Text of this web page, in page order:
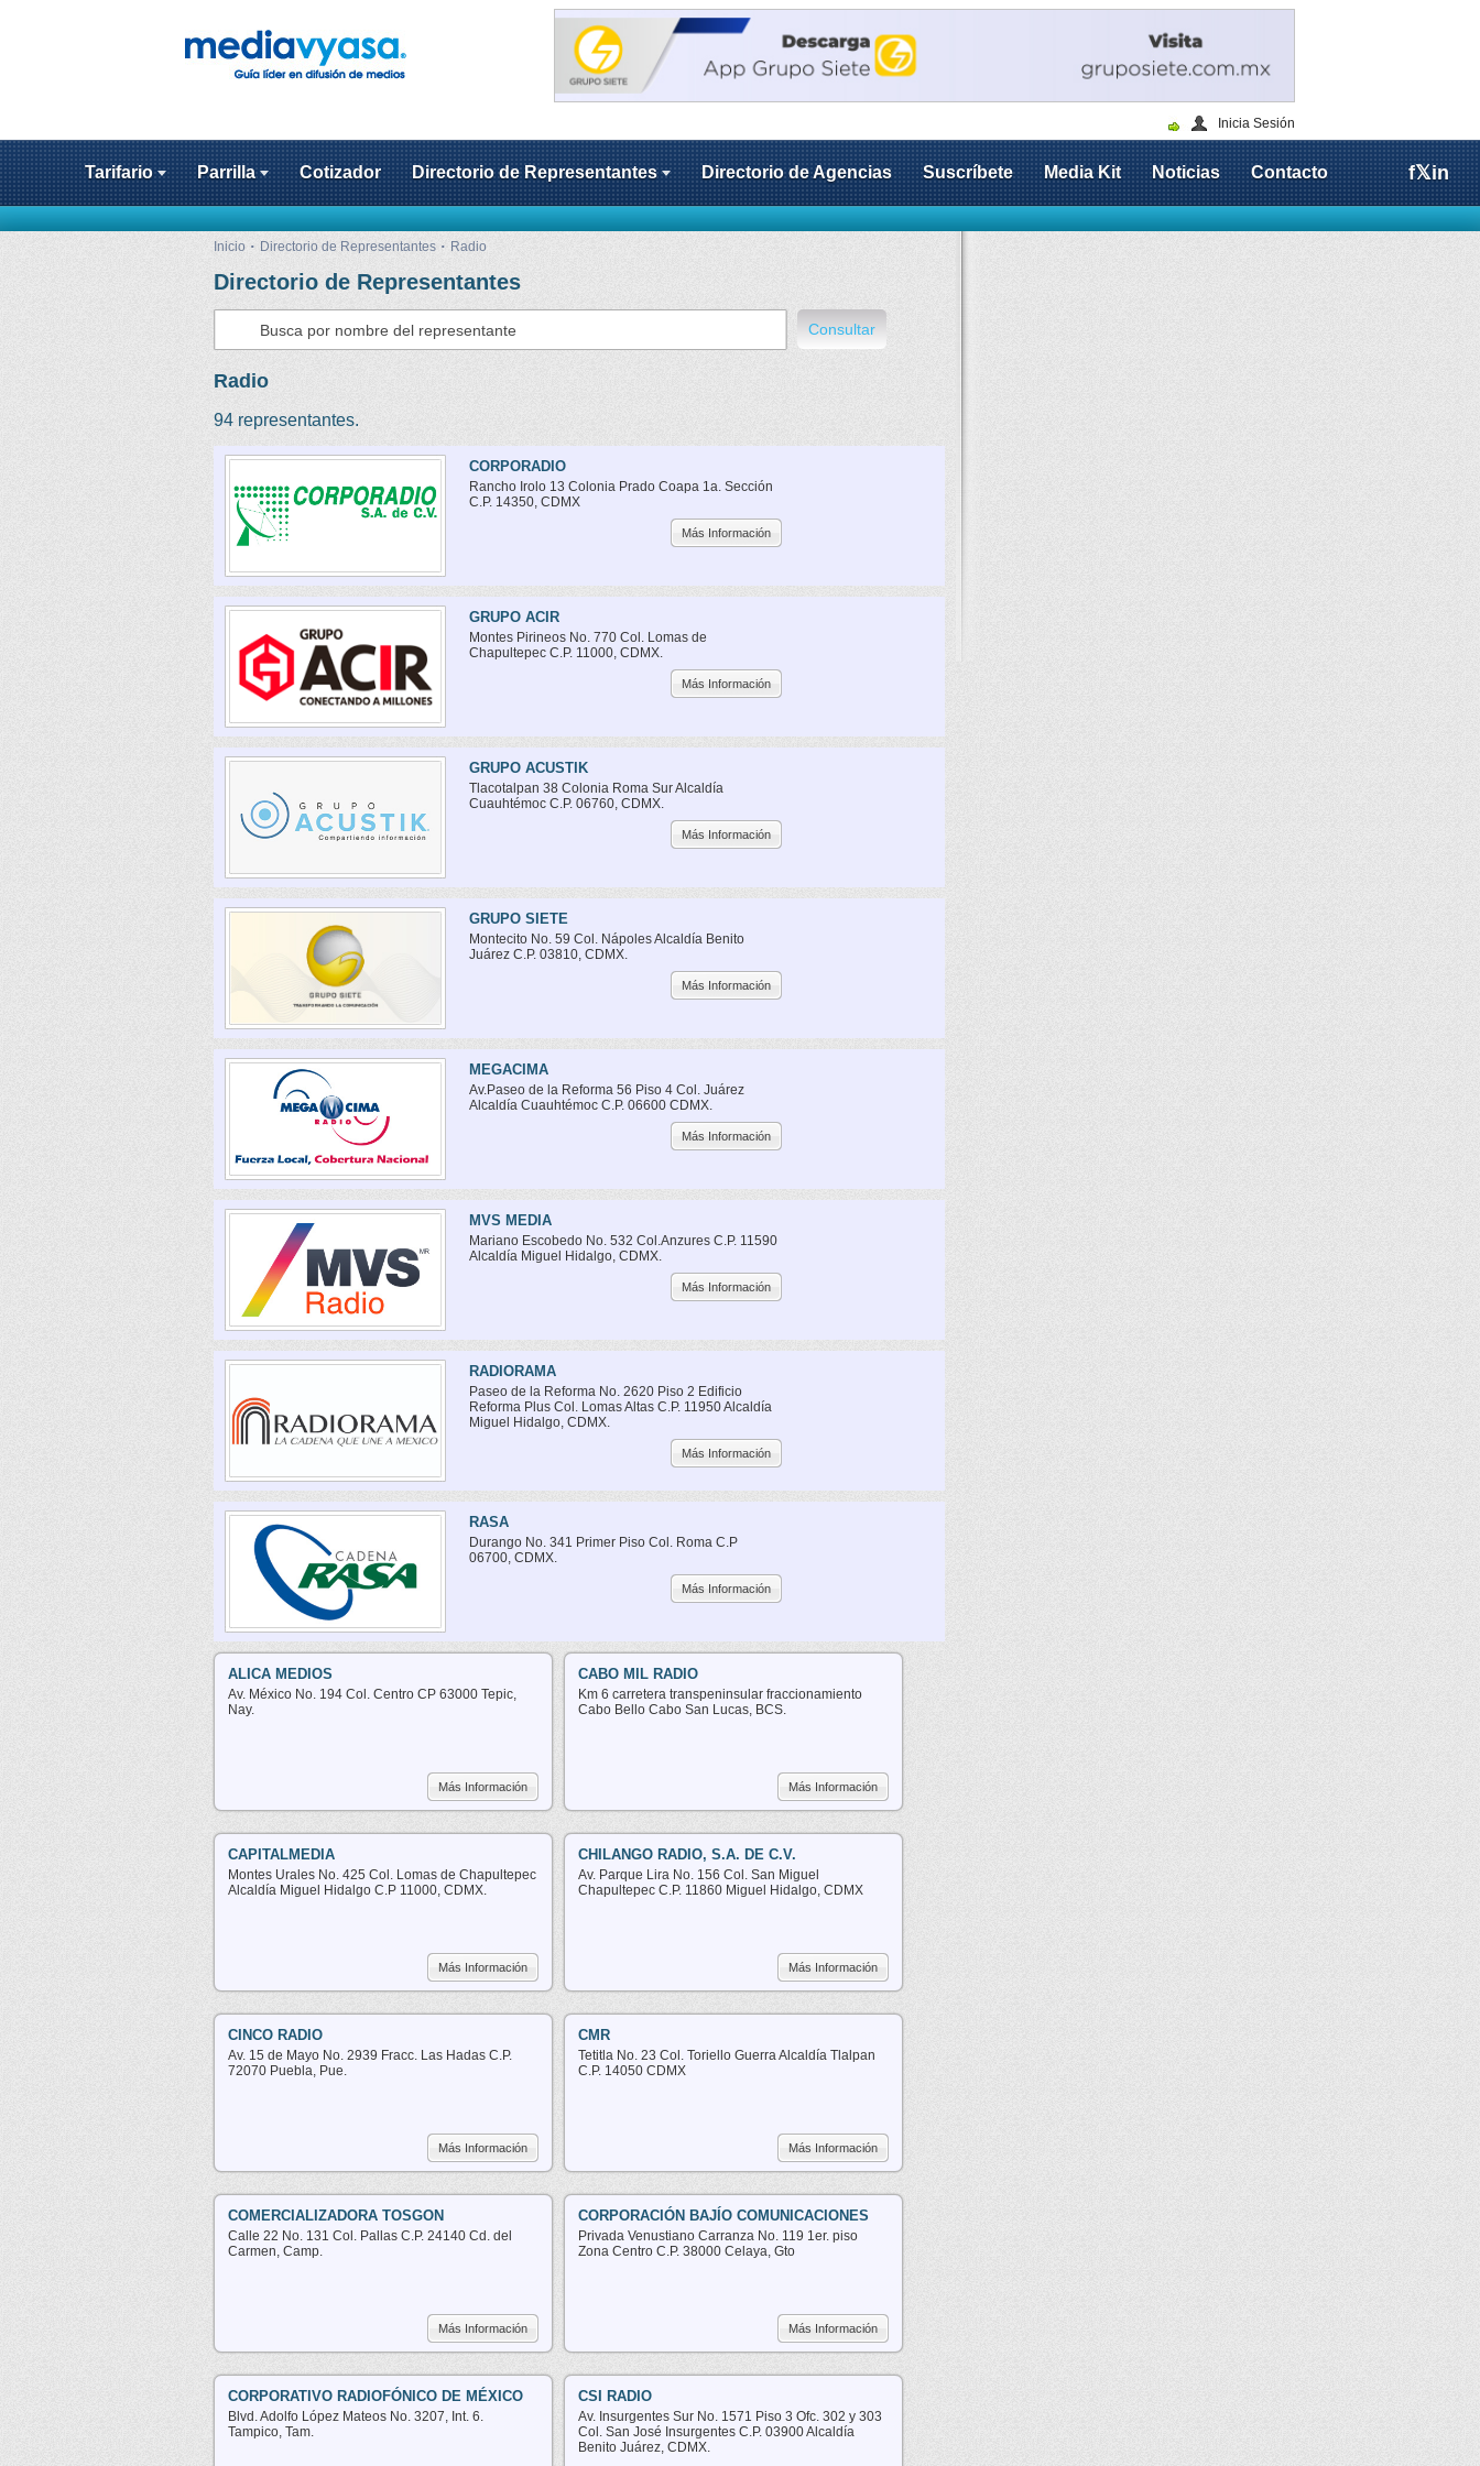
Inicia Sesión
Tarifario Parrilla Cotizador Directorio de Representantes Directorio de Agencias Suscríbete Media Kit Noticias Contacto f𝕏in
Inicio Directorio de Representantes Radio
Directorio de Representantes
Consultar
Radio
94 representantes.
CORPORADIO
Rancho Irolo 13 Colonia Prado Coapa 1a. Sección
C.P. 14350, CDMX
Más Información
GRUPO ACIR
Montes Pirineos No. 770 Col. Lomas de
Chapultepec C.P. 11000, CDMX.
Más Información
GRUPO ACUSTIK
Tlacotalpan 38 Colonia Roma Sur Alcaldía
Cuauhtémoc C.P. 06760, CDMX.
Más Información
GRUPO SIETE
Montecito No. 59 Col. Nápoles Alcaldía Benito
Juárez C.P. 03810, CDMX.
Más Información
MEGACIMA
Av.Paseo de la Reforma 56 Piso 4 Col. Juárez
Alcaldía Cuauhtémoc C.P. 06600 CDMX.
Más Información
MVS MEDIA
Mariano Escobedo No. 532 Col.Anzures C.P. 11590
Alcaldía Miguel Hidalgo, CDMX.
Más Información
RADIORAMA
Paseo de la Reforma No. 2620 Piso 2 Edificio
Reforma Plus Col. Lomas Altas C.P. 11950 Alcaldía
Miguel Hidalgo, CDMX.
Más Información
RASA
Durango No. 341 Primer Piso Col. Roma C.P
06700, CDMX.
Más Información
ALICA MEDIOS
Av. México No. 194 Col. Centro CP 63000 Tepic,
Nay.
Más Información
CABO MIL RADIO
Km 6 carretera transpeninsular fraccionamiento
Cabo Bello Cabo San Lucas, BCS.
Más Información
CAPITALMEDIA
Montes Urales No. 425 Col. Lomas de Chapultepec
Alcaldía Miguel Hidalgo C.P 11000, CDMX.
Más Información
CHILANGO RADIO, S.A. DE C.V.
Av. Parque Lira No. 156 Col. San Miguel
Chapultepec C.P. 11860 Miguel Hidalgo, CDMX
Más Información
CINCO RADIO
Av. 15 de Mayo No. 2939 Fracc. Las Hadas C.P.
72070 Puebla, Pue.
Más Información
CMR
Tetitla No. 23 Col. Toriello Guerra Alcaldía Tlalpan
C.P. 14050 CDMX
Más Información
COMERCIALIZADORA TOSGON
Calle 22 No. 131 Col. Pallas C.P. 24140 Cd. del
Carmen, Camp.
Más Información
CORPORACIÓN BAJÍO COMUNICACIONES
Privada Venustiano Carranza No. 119 1er. piso
Zona Centro C.P. 38000 Celaya, Gto
Más Información
CORPORATIVO RADIOFÓNICO DE MÉXICO
Blvd. Adolfo López Mateos No. 3207, Int. 6.
Tampico, Tam.
CSI RADIO
Av. Insurgentes Sur No. 1571 Piso 3 Ofc. 302 y 303
Col. San José Insurgentes C.P. 03900 Alcaldía
Benito Juárez, CDMX.